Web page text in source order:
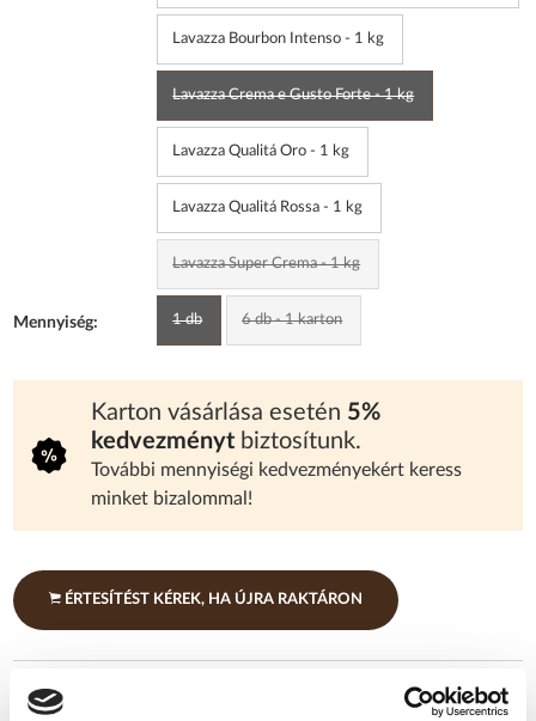
Lavazza Bourbon Intenso - 1 kg
Lavazza Crema e Gusto Forte - 1 kg
Lavazza Qualitá Oro - 1 kg
Lavazza Qualitá Rossa - 1 kg
Lavazza Super Crema - 1 kg
Mennyiség: 1 db 6 db - 1 karton
Karton vásárlása esetén 5%
kedvezményt biztosítunk.
További mennyiségi kedvezményekért keress
minket bizalommal!
ÉRTESÍTÉST KÉREK, HA ÚJRA RAKTÁRON